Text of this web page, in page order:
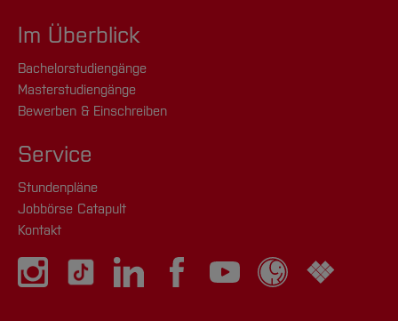
Im Überblick
Bachelorstudiengänge
Masterstudiengänge
Bewerben & Einschreiben
Service
Stundenpläne
Jobbörse Catapult
Kontakt